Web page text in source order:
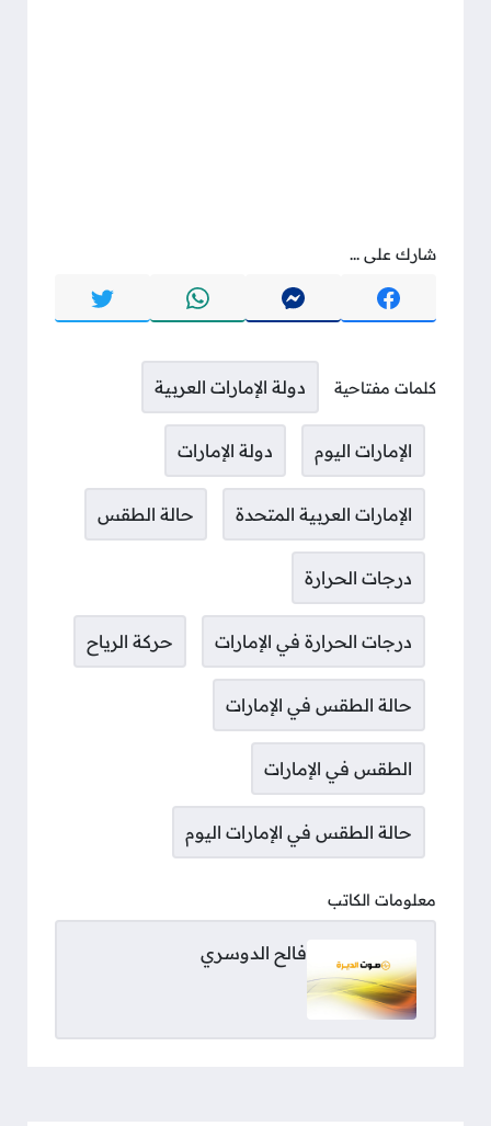
شارك على ...
كلمات مفتاحية دولة الإمارات العربية
الإمارات اليوم دولة الإمارات
الإمارات العربية المتحدة حالة الطقس
درجات الحرارة
درجات الحرارة في الإمارات حركة الرياح
حالة الطقس في الإمارات
الطقس في الإمارات
حالة الطقس في الإمارات اليوم
معلومات الكاتب
فالح الدوسري